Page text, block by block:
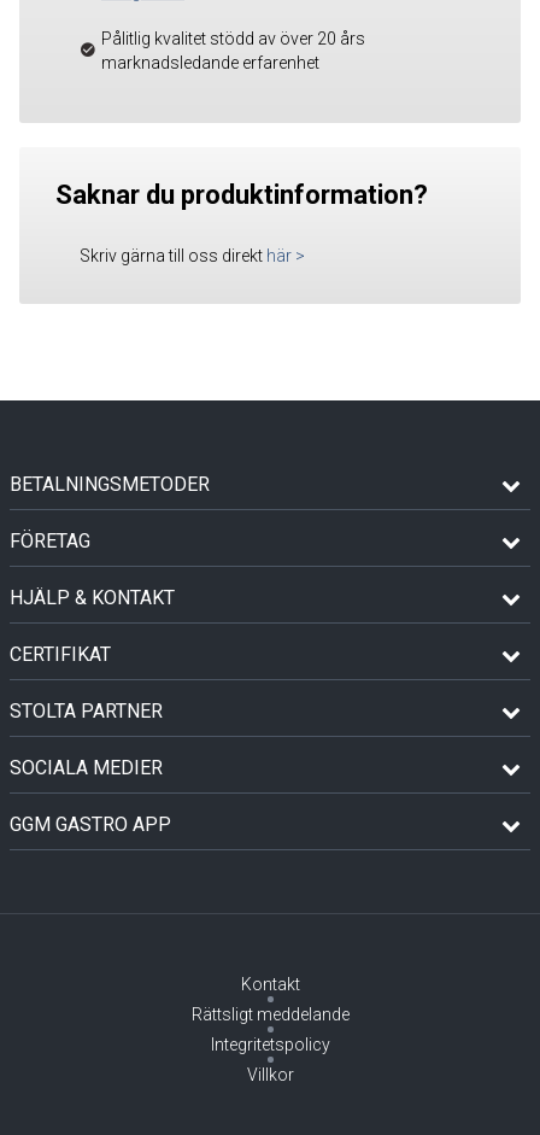
Pålitlig kvalitet stödd av över 20 års
marknadsledande erfarenhet
Saknar du produktinformation?
Skriv gärna till oss direkt här >
BETALNINGSMETODER
FÖRETAG
HJÄLP & KONTAKT
CERTIFIKAT
STOLTA PARTNER
SOCIALA MEDIER
GGM GASTRO APP
Kontakt
Rättsligt meddelande
Integritetspolicy
Villkor